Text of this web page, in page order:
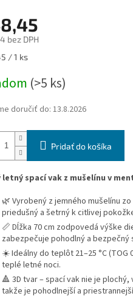
bez DPH
/ 1 ks
(>5 ks)
doručiť do: 13.8.2026
Pridať do košíka
letný spací vak z mušelínu v
🌿 Vyrobený z jemného mušelínu
priedušný a šetrný k citlivej
📏 Dĺžka 70 cm zodpovedá výške
zabezpečuje pohodlný a bezpečný
☀️ Ideálny do teplôt 21–25 °C (TOG
teplé letné noci.
🔺 3D tvar – spací vak nie je
takže je pohodlnejší a